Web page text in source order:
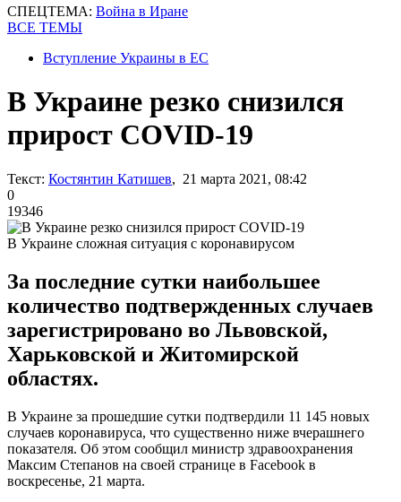
СПЕЦТЕМА: Война в Иране
ВСЕ ТЕМЫ
Вступление Украины в ЕС
В Украине резко снизился
прирост COVID-19
Текст: Костянтин Катишев, 21 марта 2021, 08:42
0
19346
В Украине сложная ситуация с коронавирусом
За последние сутки наибольшее
количество подтвержденных случаев
зарегистрировано во Львовской,
Харьковской и Житомирской
областях.
В Украине за прошедшие сутки подтвердили 11 145 новых
случаев коронавируса, что существенно ниже вчерашнего
показателя. Об этом сообщил министр здравоохранения
Максим Степанов на своей странице в Facebook в
воскресенье, 21 марта.